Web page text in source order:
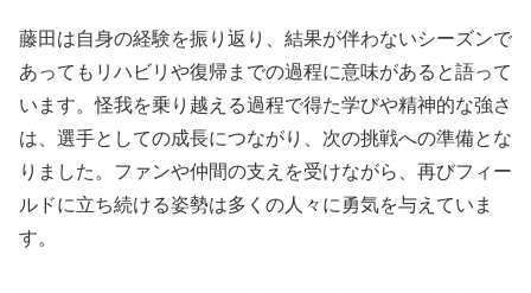
藤田は自身の経験を振り返り、結果が伴わないシーズンで
あってもリハビリや復帰までの過程に意味があると語って
います。怪我を乗り越える過程で得た学びや精神的な強さ
は、選手としての成長につながり、次の挑戦への準備とな
りました。ファンや仲間の支えを受けながら、再びフィー
ルドに立ち続ける姿勢は多くの人々に勇気を与えていま
す。